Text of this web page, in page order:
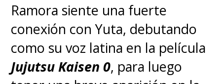
Ramora siente una fuerte
conexión con Yuta, debutando
como su voz latina en la película
Jujutsu Kaisen 0, para luego